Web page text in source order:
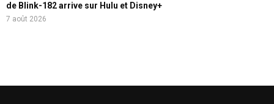
de Blink-182 arrive sur Hulu et Disney+
7 août 2026